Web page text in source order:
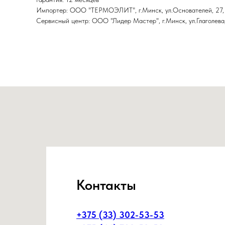
Импортер: ООО "ТЕРМОЭЛИТ", г.Минск, ул.Основателей, 27,
Сервисный центр: ООО "Лидер Мастер", г.Минск,
Контакты
+375 (33) 302-53-53